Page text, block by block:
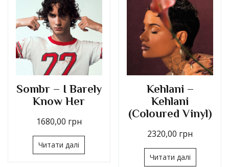
Sombr – I Barely
Know Her
1680,00 грн
Читати далі
Kehlani –
Kehlani
(Coloured Vinyl)
2320,00 грн
Читати далі